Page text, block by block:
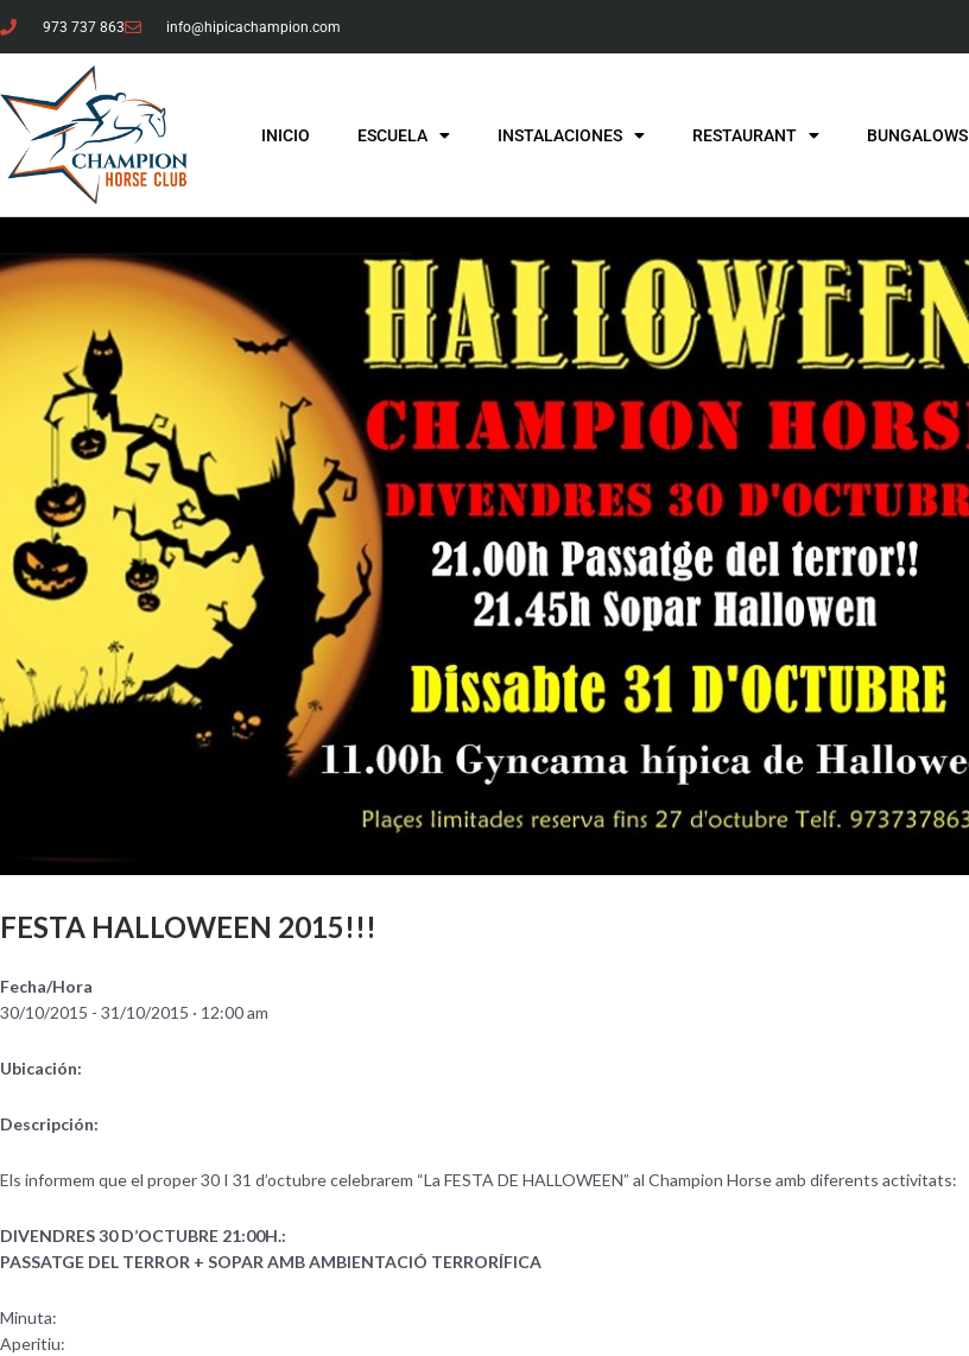
973 737 863 info@hipicachampion.com
INICIO ESCUELA INSTALACIONES RESTAURANT BUNGALOWS
FESTA HALLOWEEN 2015!!!
Fecha/Hora
30/10/2015 - 31/10/2015 · 12:00 am
Ubicación:
Descripción:
Els informem que el proper 30 I 31 d’octubre celebrarem “La FESTA DE HALLOWEEN” al Champion Horse amb diferents activitats:
DIVENDRES 30 D’OCTUBRE 21:00H.:
PASSATGE DEL TERROR + SOPAR AMB AMBIENTACIÓ TERRORÍFICA
Minuta:
Aperitiu: